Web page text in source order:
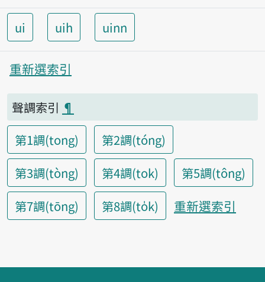
ui uih uinn
重新選索引
聲調索引 ¶
第1調(tong)
第2調(tóng)
第3調(tòng)
第4調(tok)
第5調(tông)
第7調(tōng)
第8調(to̍k) 重新選索引